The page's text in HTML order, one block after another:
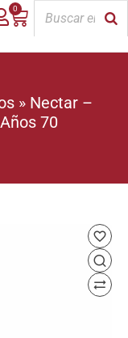
0
» Nectar –
70